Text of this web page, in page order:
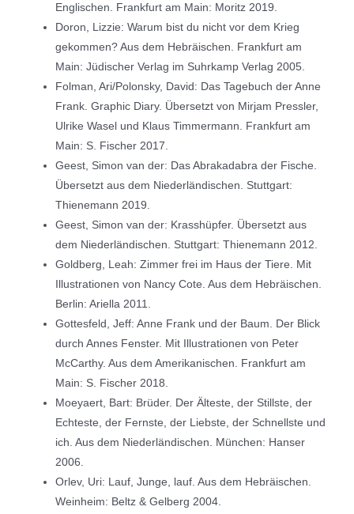
Englischen. Frankfurt am Main: Moritz 2019.
Doron, Lizzie: Warum bist du nicht vor dem Krieg
gekommen? Aus dem Hebräischen. Frankfurt am
Main: Jüdischer Verlag im Suhrkamp Verlag 2005.
Folman, Ari/Polonsky, David: Das Tagebuch der Anne
Frank. Graphic Diary. Übersetzt von Mirjam Pressler,
Ulrike Wasel und Klaus Timmermann. Frankfurt am
Main: S. Fischer 2017.
Geest, Simon van der: Das Abrakadabra der Fische.
Übersetzt aus dem Niederländischen. Stuttgart:
Thienemann 2019.
Geest, Simon van der: Krasshüpfer. Übersetzt aus
dem Niederländischen. Stuttgart: Thienemann 2012.
Goldberg, Leah: Zimmer frei im Haus der Tiere. Mit
Illustrationen von Nancy Cote. Aus dem Hebräischen.
Berlin: Ariella 2011.
Gottesfeld, Jeff: Anne Frank und der Baum. Der Blick
durch Annes Fenster. Mit Illustrationen von Peter
McCarthy. Aus dem Amerikanischen. Frankfurt am
Main: S. Fischer 2018.
Moeyaert, Bart: Brüder. Der Älteste, der Stillste, der
Echteste, der Fernste, der Liebste, der Schnellste und
ich. Aus dem Niederländischen. München: Hanser
2006.
Orlev, Uri: Lauf, Junge, lauf. Aus dem Hebräischen.
Weinheim: Beltz & Gelberg 2004.